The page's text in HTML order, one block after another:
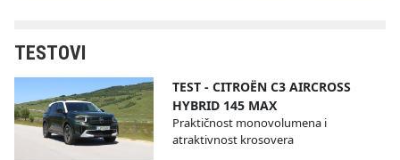
TESTOVI
TEST - CITROËN C3 AIRCROSS
HYBRID 145 MAX
Praktičnost monovolumena i
atraktivnost krosovera